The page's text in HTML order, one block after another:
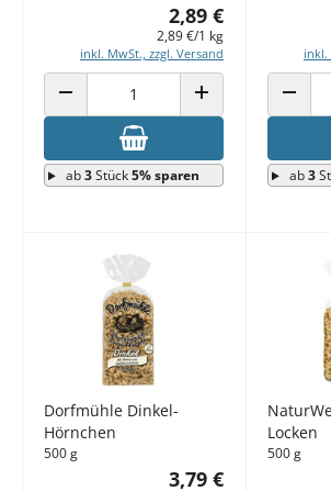
2,89 €
2,89 €/1 kg
inkl. MwSt., zzgl. Versand
ANZAHL VERRINGERN ANZAHL ERHÖHEN
ab3Stück5% sparen
inkl.
ab3
Dorfmühle Dinkel-
Hörnchen
500 g
3,79 €
Locken
500 g